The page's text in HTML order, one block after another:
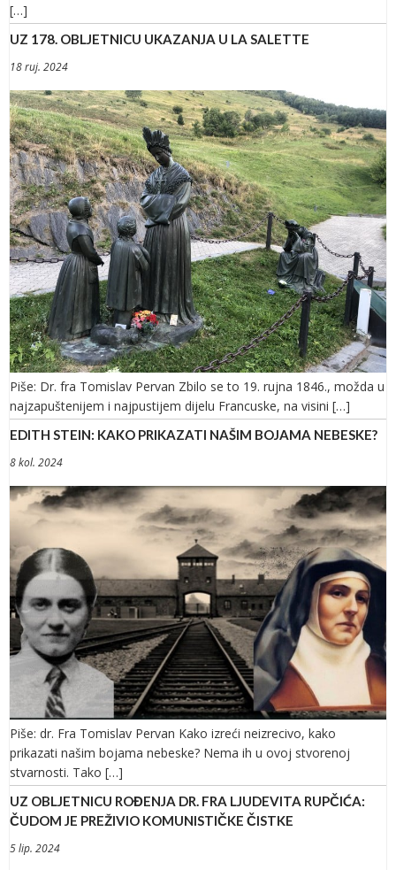
[…]
UZ 178. OBLJETNICU UKAZANJA U LA SALETTE
18 ruj. 2024
Piše: Dr. fra Tomislav Pervan Zbilo se to 19. rujna 1846., možda u
najzapuštenijem i najpustijem dijelu Francuske, na visini […]
EDITH STEIN: KAKO PRIKAZATI NAŠIM BOJAMA NEBESKE?
8 kol. 2024
Piše: dr. Fra Tomislav Pervan Kako izreći neizrecivo, kako
prikazati našim bojama nebeske? Nema ih u ovoj stvorenoj
stvarnosti. Tako […]
UZ OBLJETNICU ROĐENJA DR. FRA LJUDEVITA RUPČIĆA:
ČUDOM JE PREŽIVIO KOMUNISTIČKE ČISTKE
5 lip. 2024